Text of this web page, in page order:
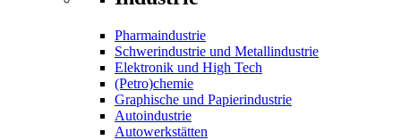
Pharmaindustrie
Schwerindustrie und Metallindustrie
Elektronik und High Tech
(Petro)chemie
Graphische und Papierindustrie
Autoindustrie
Autowerkstätten